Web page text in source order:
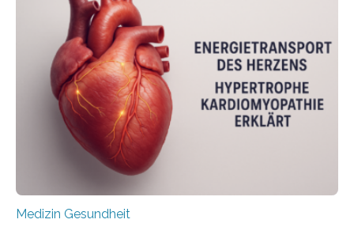
aus Gewebe von Patientinnen und Patienten –
sogenannte Organoide – genutzt werden können, um
vorab zu prüfen, welche Medikamente am besten
wirken. Dabei wurde ein Eiweiß identifiziert, das künftig
als Biomarker für die Wahl der passenden Therapie
dienen könnte. Darmkrebs zählt weltweit zu den
häufigsten Krebsarten und stellt…
Medizin Gesundheit